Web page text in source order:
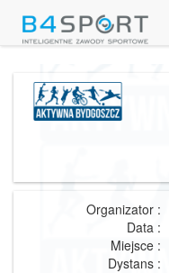
Organizator :
Data :
Miejsce :
Dystans :